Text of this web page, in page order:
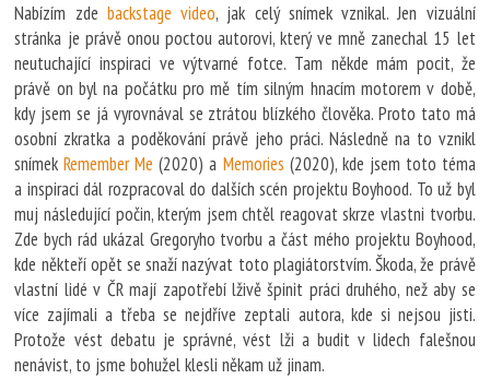
Nabízím zde backstage video, jak celý snímek vznikal. Jen vizuální
stránka je právě onou poctou autorovi, který ve mně zanechal 15 let
neutuchající inspiraci ve výtvarné fotce. Tam někde mám pocit, že
právě on byl na počátku pro mě tím silným hnacím motorem v době,
kdy jsem se já vyrovnával se ztrátou blízkého člověka. Proto tato má
osobní zkratka a poděkování právě jeho práci. Následně na to vznikl
snímekRemember Me (2020) a Memories (2020), kde jsem toto téma
a inspiraci dál rozpracoval do dalších scén projektu Boyhood. To už byl
muj následující počin, kterým jsem chtěl reagovat skrze vlastni tvorbu.
Zde bych rád ukázal Gregoryho tvorbu a část mého projektu Boyhood,
kde někteří opět se snaží nazývat toto plagiátorstvím. Škoda, že právě
vlastní lidé v ČR mají zapotřebí lživě špinit práci druhého, než aby se
více zajímali a třeba se nejdříve zeptali autora, kde si nejsou jisti.
Protože vést debatu je správné, vést lži a budit v lidech falešnou
nenávist, to jsme bohužel klesli někam už jinam.